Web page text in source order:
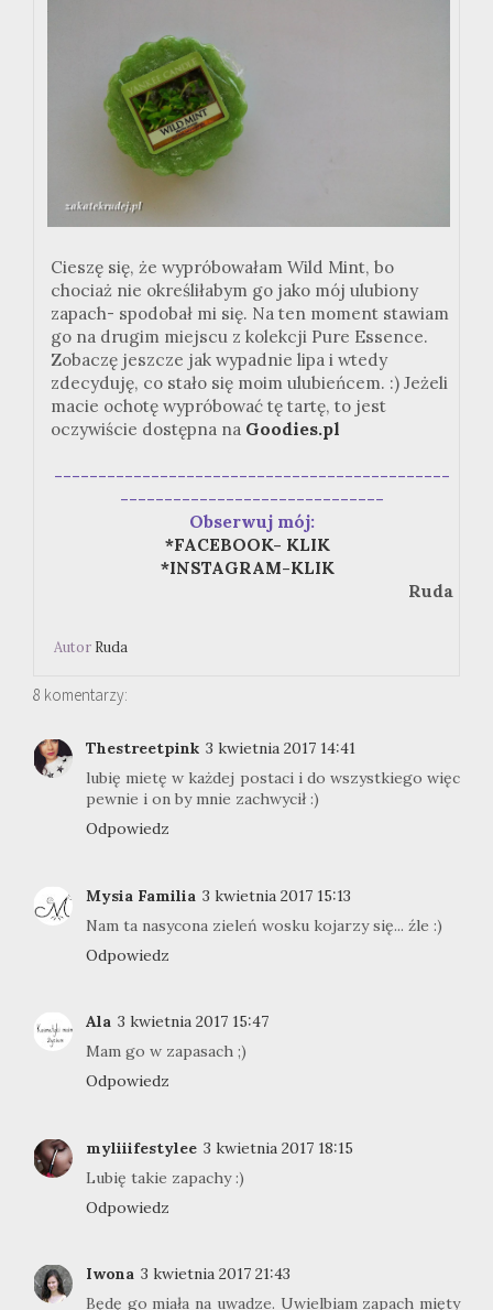
Cieszę się, że wypróbowałam Wild Mint, bo
chociaż nie określiłabym go jako mój ulubiony
zapach- spodobał mi się. Na ten moment stawiam
go na drugim miejscu z kolekcji Pure Essence.
Zobaczę jeszcze jak wypadnie lipa i wtedy
zdecyduję, co stało się moim ulubieńcem. :) Jeżeli
macie ochotę wypróbować tę tartę, to jest
oczywiście dostępna na Goodies.pl
---------------------------------------------
------------------------------
Obserwuj mój:
*FACEBOOK- KLIK
*INSTAGRAM-KLIK
Ruda
Autor Ruda
8 komentarzy:
Thestreetpink 3 kwietnia 2017 14:41
lubię mietę w każdej postaci i do wszystkiego więc
pewnie i on by mnie zachwycił :)
Odpowiedz
Mysia Familia 3 kwietnia 2017 15:13
Nam ta nasycona zieleń wosku kojarzy się... źle :)
Odpowiedz
Ala 3 kwietnia 2017 15:47
Mam go w zapasach ;)
Odpowiedz
myliiifestylee 3 kwietnia 2017 18:15
Lubię takie zapachy :)
Odpowiedz
Iwona 3 kwietnia 2017 21:43
Będę go miała na uwadze. Uwielbiam zapach mięty